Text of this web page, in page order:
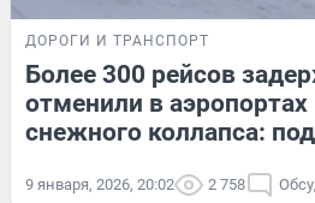
ДОРОГИ И ТРАНСПОРТ
Более 300 рейсов
отменили в
снежного коллапса:
9 января, 2026, 20:02 2 758